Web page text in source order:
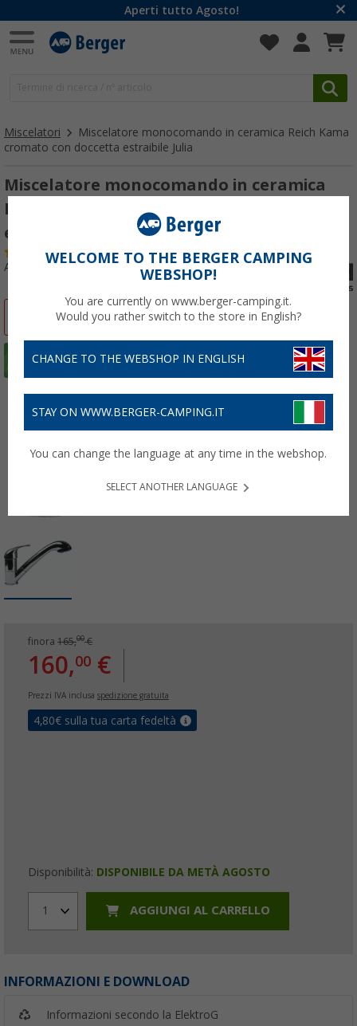
Aperti tutto Agosto!
Miscelatori
Miscelatore monocomando in ceramica Reich Kama
cromato con doccetta estraibile Julia
Miscelatore monocomando in ceramica
Reich Kama cromato con doccetta
estraibile Julia
(14)
Articolo n: 136570
finora 165,00€
160,00 €
Prezzi IVA inclusa spedizione gratuita
4,80€ sulla tua carta fedeltà
Disponibilità: DISPONIBILE DA METÀ AGOSTO
1 AGGIUNGI AL CARRELLO
INFORMAZIONI E DOWNLOAD
Informazioni secondo la ElektroG
WELCOME TO THE BERGER CAMPING
WEBSHOP!
You are currently on www.berger-camping.it.
Would you rather switch to the store in English?
CHANGE TO THE WEBSHOP IN ENGLISH
STAY ON WWW.BERGER-CAMPING.IT
You can change the language at any time in the webshop.
SELECT ANOTHER LANGUAGE